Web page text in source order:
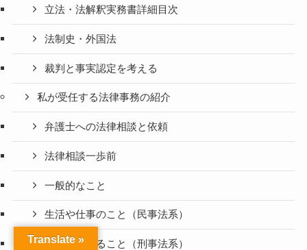
立法・法解釈実務書詳細目次
法制史・外国法
裁判と事実認定を考える
私が受任する法律事務の紹介
弁護士への法律相談と依頼
法律相談一歩前
一般的なこと
生活や仕事のこと（民事法系）
犯罪に関すること（刑事法系）
Translate »